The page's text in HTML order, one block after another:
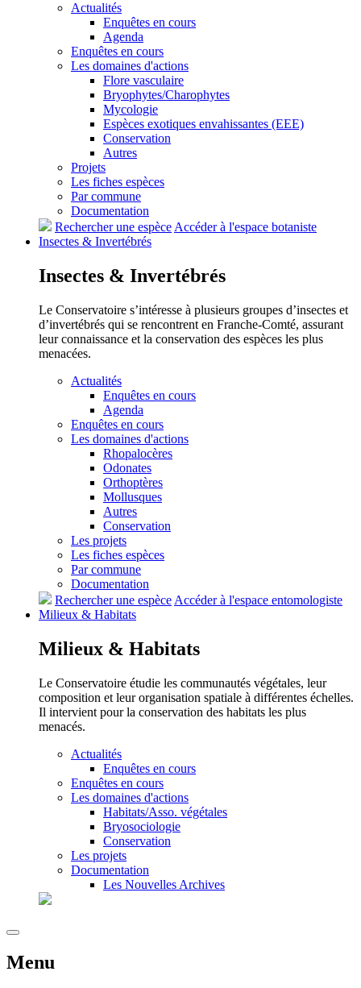
Actualités
Enquêtes en cours
Agenda
Enquêtes en cours
Les domaines d'actions
Flore vasculaire
Bryophytes/Charophytes
Mycologie
Espèces exotiques envahissantes (EEE)
Conservation
Autres
Projets
Les fiches espèces
Par commune
Documentation
Rechercher une espèceAccéder à l'espace botaniste
Insectes & Invertébrés
Insectes & Invertébrés
Le Conservatoire s’intéresse à plusieurs groupes d’insectes et
d’invertébrés qui se rencontrent en Franche-Comté, assurant
leur connaissance et la conservation des espèces les plus
menacées.
Actualités
Enquêtes en cours
Agenda
Enquêtes en cours
Les domaines d'actions
Rhopalocères
Odonates
Orthoptères
Mollusques
Autres
Conservation
Les projets
Les fiches espèces
Par commune
Documentation
Rechercher une espèce Accéder à l'espace entomologiste
Milieux & Habitats
Milieux & Habitats
Le Conservatoire étudie les communautés végétales, leur
composition et leur organisation spatiale à différentes échelles.
Il intervient pour la conservation des habitats les plus
menacés.
Actualités
Enquêtes en cours
Enquêtes en cours
Les domaines d'actions
Habitats/Asso. végétales
Bryosociologie
Conservation
Les projets
Documentation
Les Nouvelles Archives
Menu